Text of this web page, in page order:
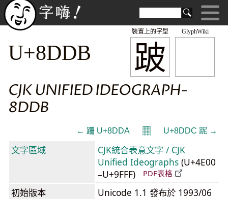
GlyphWiki
跛
裝置上的字型
U+8DDB
CJK UNIFIED IDEOGRAPH-
8DDB
← 跚 U+8DDA 𝄜 U+8DDC 跜 →
文字區域
CJK統合表意文字 / CJK
Unified Ideographs (U+4E00
–U+9FFF)
PDF表格
初始版本
Unicode 1.1 發布於 1993/06